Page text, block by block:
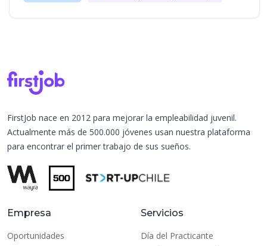
FirstJob nace en 2012 para mejorar la empleabilidad juvenil.
Actualmente más de 500.000 jóvenes usan nuestra plataforma
para encontrar el primer trabajo de sus sueños.
Empresa
Oportunidades
Servicios
Día del Practicante